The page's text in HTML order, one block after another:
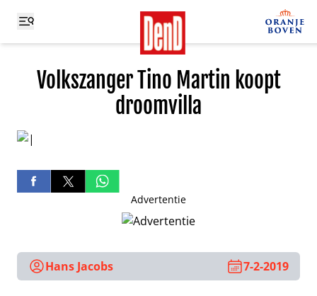
Volkszanger Tino Martin koopt
droomvilla
Advertentie
Hans Jacobs 7-2-2019